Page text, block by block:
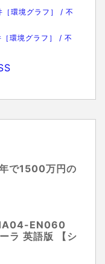
環境グラフ］ / 不
環境グラフ］ / 不
で1500万円の
EN060
ラ 英語版 【シ